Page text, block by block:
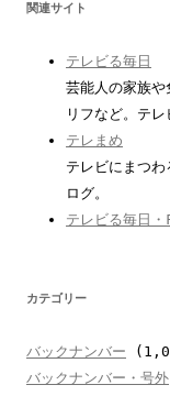
関連サイト
テレビる毎日
芸能人の家族
リフなど。テ
テレまめ
テレビにまつ
ログ。
テレビる毎日
カテゴリー
バックナンバー
バックナンバー・号外